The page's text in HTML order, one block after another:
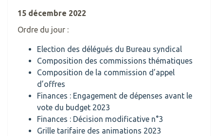
15 décembre 2022
Ordre du jour :
Election des délégués du Bureau syndical
Composition des commissions thématiques
Composition de la commission d’appel
d’offres
Finances : Engagement de dépenses avant le
vote du budget 2023
Finances : Décision modificative n°3
Grille tarifaire des animations 2023